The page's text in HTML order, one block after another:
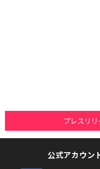
プレスリ
公式アカウン